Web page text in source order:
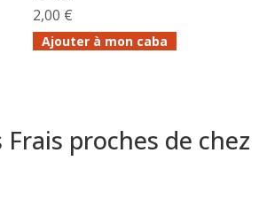
2,00 €
Ajouter à mon caba
proches de chez